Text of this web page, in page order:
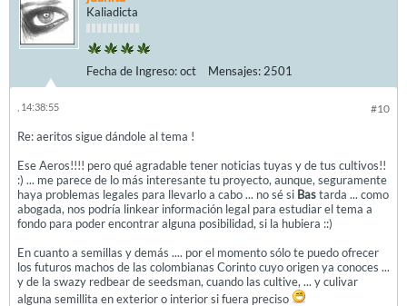
Kaliadicta
Fecha de Ingreso:oct Mensajes: 2501
#10
, 14:38:55
Re: aeritos sigue dándole al tema !
Ese Aeros!!!! pero qué agradable tener noticias tuyas y de tus cultivos!!
:) ... me parece de lo más interesante tu proyecto, aunque, seguramente
haya problemas legales para llevarlo a cabo ... no sé si Bastarda ... como
abogada, nos podría linkear información legal para estudiar el tema a
fondo para poder encontrar alguna posibilidad, si la hubiera ::)
En cuanto a semillas y demás .... por el momento sólo te puedo ofrecer
los futuros machos de las colombianas Corinto cuyo origen ya conoces ...
y de la swazy redbear de seedsman, cuando las cultive, ... y culivar
alguna semillita en exterior o interior si fuera preciso